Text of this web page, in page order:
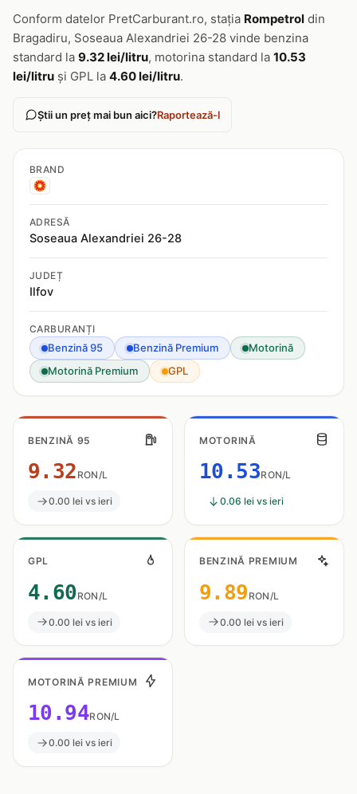
Conform datelor PretCarburant.ro, stația Rompetrol din
Bragadiru, Soseaua Alexandriei 26-28 vinde benzina
standard la 9.32 lei/litru, motorina standard la 10.53
lei/litru și GPL la 4.60 lei/litru.
Știi un preț mai bun aici?Raportează-l
BRAND
ADRESĂ
Soseaua Alexandriei 26-28
JUDEȚ
Ilfov
CARBURANȚI
Benzină 95 Benzină Premium
Motorină
Motorină Premium
GPL
BENZINĂ 95
9.32 RON/L
0.00 lei vs ieri
MOTORINĂ
10.53RON/L
0.06 lei vs ieri
GPL
4.60 RON/L
0.00 lei vs ieri
BENZINĂ PREMIUM
9.89 RON/L
0.00 lei vs ieri
MOTORINĂ PREMIUM
10.94RON/L
0.00 lei vs ieri